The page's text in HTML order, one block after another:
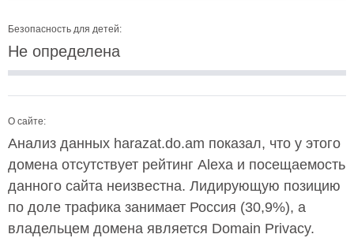
Безопасность для детей:
Не определена
О сайте:
Анализ данных harazat.do.am показал, что у этого
домена отсутствует рейтинг Alexa и посещаемость
данного сайта неизвестна. Лидирующую позицию
по доле трафика занимает Россия (30,9%), а
владельцем домена является Domain Privacy.